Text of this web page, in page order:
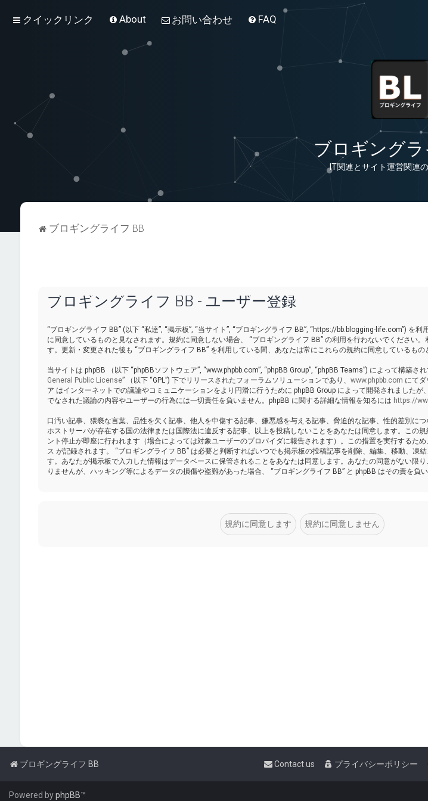
クイックリンク About お問い合わせ FAQ
ブロギングラ
IT関連とサイト運営関連
ブロギングライフ BB
ブロギングライフ BB - ユーザー登録
“ブロギングライフ BB” (以下 “私達”, “掲示板”, “当サイト”, “ブロギングライフ BB”, “https://bb.blogging-life.com”) を
に同意しているものと見なされます。規約に同意しない場合、 “ブロギングライフ BB” の利用を行わないでください
す。更新・変更された後も “ブロギングライフ BB” を利用している間、あなたは常にこれらの規約に同意しているもの
当サイトは phpBB （以下 “phpBBソフトウェア”, “www.phpbb.com”, “phpBB Group”, “phpBB Teams”) によって構築さ
General Public License” （以下 “GPL”) 下でリリースされたフォーラムソリューションであり、 www.phpbb.com にて
ア はインターネットでの議論やコミュニケーションをより円滑に行うために phpBB Group によって開発されましたが
でなされた議論の内容やユーザーの行為には一切責任を負いません。phpBB に関する詳細な情報を知るには https://
口汚い記事、猥褻な言葉、品性を欠く記事、他人を中傷する記事、嫌悪感を与える記事、脅迫的な記事、性的差別に
ホストサーバが存在する国の法律または国際法に違反する記事、以上を投稿しないことをあなたは同意します。この
ント停止が即座に行われます（場合によっては対象ユーザーのプロバイダに報告されます）。この措置を実行するた
ス が記録されます。 “ブロギングライフ BB” は必要と判断すればいつでも掲示板の投稿記事を削除、編集、移動、凍
す。あなたが掲示板で入力した情報はデータベースに保管されることをあなたは同意します。あなたの同意がない限
りませんが、ハッキング等によるデータの損傷や盗難があった場合、 “ブロギングライフ BB” と phpBB はその責を負い
ブロギングライフ BB プライバシーポリシー
Contact us
Powered byphpBB™